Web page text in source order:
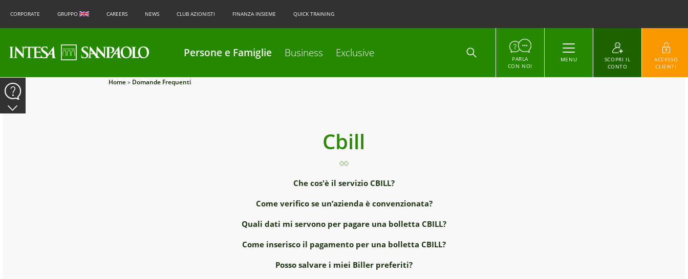
CORPORATE GRUPPO CAREERS NEWS CLUB AZIONISTI FINANZA INSIEME QUICK TRAINING
Persone e Famiglie Business Exclusive ACCEDI
PARLA
CON NOI
MENU
SCOPRI IL
CONTO
ACCESSO
CLIENTI
Home > Domande Frequenti
Cbill
Che cos'è il servizio CBILL?
Come verifico se un’azienda è convenzionata?
Quali dati mi servono per pagare una bolletta CBILL?
Come inserisco il pagamento per una bolletta CBILL?
Posso salvare i miei Biller preferiti?